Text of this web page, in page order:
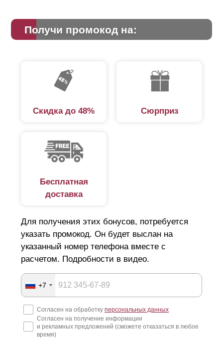
Получи промокод на:
Скидка до 48% Сюрприз
Бесплатная
доставка
Для получения этих бонусов, потребуется
указать промокод. Он будет выслан на
указанный номер телефона вместе с
расчетом. Подробности в видео.
+7
Согласен на обработку персональных данных
Согласен на получение информации
и рекламных предложений (сможете отказаться в любое
время)